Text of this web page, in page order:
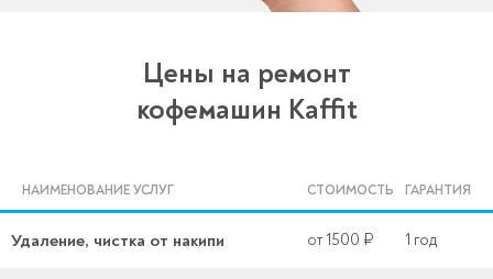
Цены на ремонт
кофемашин Kaffit
НАИМЕНОВАНИЕ УСЛУГ СТОИМОСТЬ ГАРАНТИЯ
Удаление, чистка от накипи от 1500 ₽ 1 год